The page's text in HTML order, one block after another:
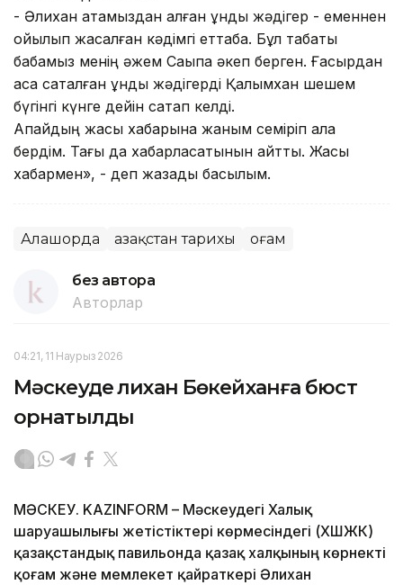
- Әлихан атамыздан қалған құнды жәдігер - еменнен
ойылып жасалған кәдімгі еттабақ. Бұл табақты
бабамыз менің әжем Сақыпқа әкеп берген. Ғасырдан
аса сақталған құнды жәдігерді Қалымхан шешем
бүгінгі күнге дейін сақтап келді.
Апайдың жақсы хабарына жаным семіріп қала
бердім. Тағы да хабарласатынын айтты. Жақсы
хабармен», - деп жазады басылым.
Алашорда Қазақстан тарихы Қоғам
без автора
Авторлар
04:21, 11 Наурыз 2026
Мәскеуде Әлихан Бөкейханға бюст
орнатылды
МӘСКЕУ. KAZINFORM – Мәскеудегі Халық
шаруашылығы жетістіктері көрмесіндегі (ХШЖК)
қазақстандық павильонда қазақ халқының көрнекті
қоғам және мемлекет қайраткері Әлихан